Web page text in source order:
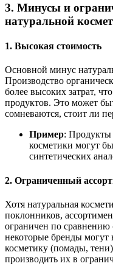
3. Минусы и
натуральной
1. Высокая стоимость
Основной минус
Производство
более высоких затрат,
продуктов. Это может
сомневаются, стоит ли
Пример: Продукты
косметики могут
синтетических
2. Ограниченный
Хотя натуральная
поклонников,
ограничен по
некоторые бренды могут
косметику (помады,
производить их в